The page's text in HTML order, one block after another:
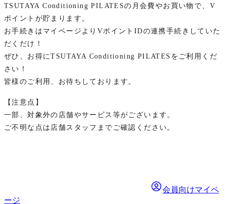
TSUTAYA Conditioning PILATESの月会費やお買い物で、V
ポイントが貯まります。
お手続きはマイページよりVポイントIDの連携手続きしていた
だくだけ！
ぜひ、お得にTSUTAYA Conditioning PILATESをご利用くだ
さい！
皆様のご利用、お待ちしております。
【注意点】
一部、対象外の店舗やサービス等がございます。
ご不明な点は店舗スタッフまでご確認ください。
会員向けマイペ
ージ